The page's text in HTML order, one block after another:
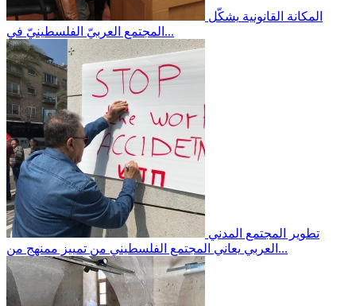
المكانة القانونية يشكّل
المجتمع العربيّ الفلسطينيّ في...
العربي يعاني المجتمع الفلسطيني من تمييز ممنهج من...